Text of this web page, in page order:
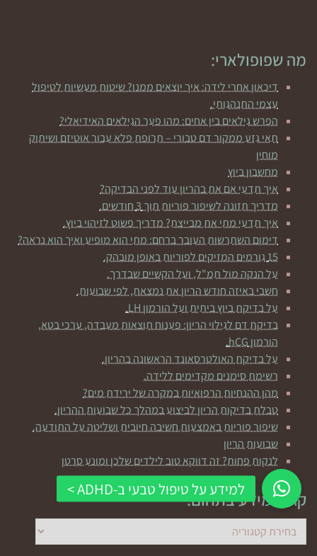
מה שפופולארי:
דיכאון אחרי לידה: איך יוצאים ממנו? שיטות מעשיות לטיפול
עצמי התנהגותי.
הפרש גילאים בין אחים: מהו פער הגילאים האידיאלי?
תאי גזע ממקור דם טבורי – תרופת פלא עבור אוטיזם ושיתוק
מוחין
מחשבון ביוץ
איך תדעי אם את בהריון עוד לפני הבדיקה?
מדריך תזונה לשיפור פוריות תוך 3 חודשים.
איך תדעי מתי את מבייצת? מדריך פשוט לזיהוי ביוץ.
דימום השתרשות העובר ברחם: מתי הוא מופיע ואיך הוא נראה?
15 גורמים המזיקים לפוריות באופן מובהק.
על הנקה מול תמ"ל, ועל הקשיים שבדרך.
חשבי באיזה חודש הריון את נמצאת, לפי שבועות.
על בדיקת ביוץ ביתית ועל הורמון LH.
בדיקת דם לגילוי הריון: פענוח תוצאות מעבדה, ערכי בטא,
הורמון hCG.
על בדיקת האולטרסאונד הראשונה בהריון.
רשימת סימנים מקדימים ללידה.
מהן ההנחיות הרפואיות במקרה של ירידת מים?
טבלת בדיקות הריון לביצוע במהלך כל שבועות ההריון.
שיפור פוריות באמצעות חשיבה חיובית ושליטה על התודעה.
שבועות הריון
לנקות פחות? זה דווקא טוב לילדים שלכן ומונע סרטן
קראי מידע בתחום:
קראי
מידע